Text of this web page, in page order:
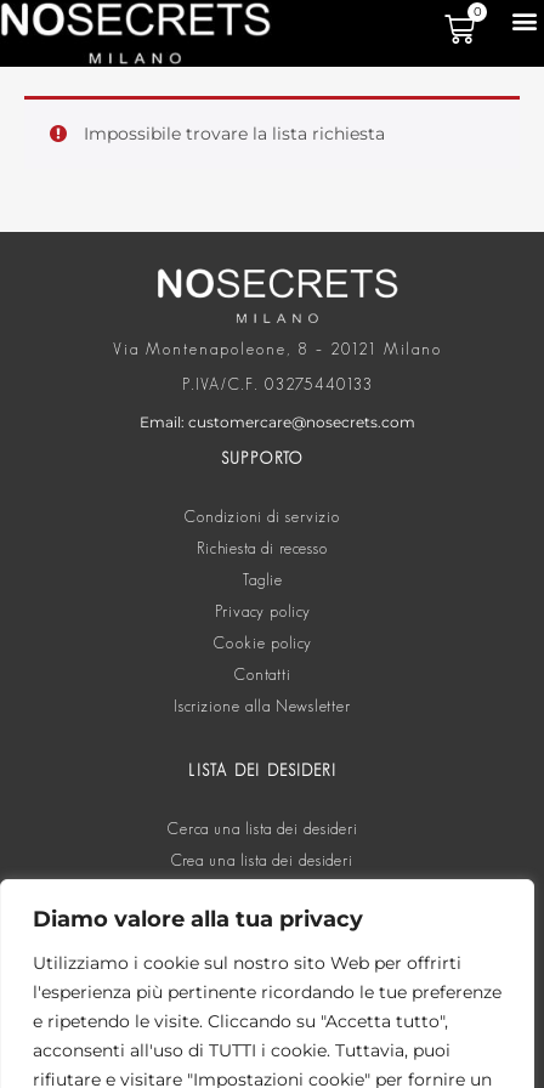
Diamo valore alla tua privacy
Utilizziamo i cookie sul nostro sito Web per offrirti
l'esperienza più pertinente ricordando le tue preferenze
e ripetendo le visite. Cliccando su "Accetta tutto",
acconsenti all'uso di TUTTI i cookie. Tuttavia, puoi
rifiutare e visitare "Impostazioni cookie" per fornire un
0
Impossibile trovare la lista richiesta
Via Montenapoleone, 8 – 20121 Milano
P.IVA/C.F. 03275440133
Email: customercare@nosecrets.com
SUPPORTO
Condizioni di servizio
Richiesta di recesso
Taglie
Privacy policy
Cookie policy
Contatti
Iscrizione alla Newsletter
LISTA DEI DESIDERI
Cerca una lista dei desideri
Crea una lista dei desideri
SOCIAL